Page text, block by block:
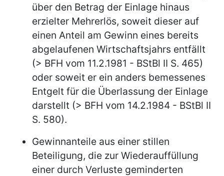
über den Betrag der Einlage hinaus
erzielter Mehrerlös, soweit dieser auf
einen Anteil am Gewinn eines bereits
abgelaufenen Wirtschaftsjahrs entfällt
(> BFH vom 11.2.1981 - BStBl II S. 465)
oder soweit er ein anders bemessenes
Entgelt für die Überlassung der Einlage
darstellt (> BFH vom 14.2.1984 - BStBl II
S. 580).
Gewinnanteile aus einer stillen
Beteiligung, die zur Wiederauffüllung
einer durch Verluste geminderten